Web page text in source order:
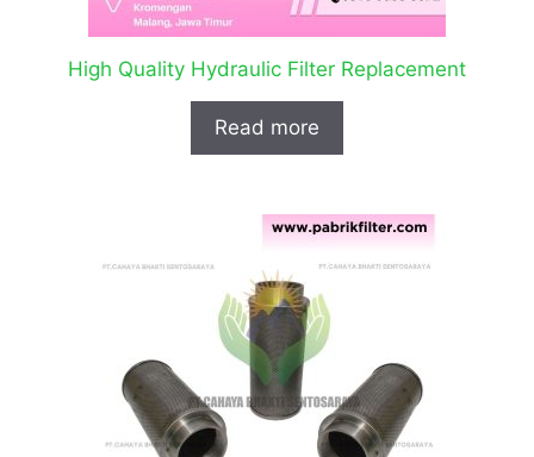
High Quality Hydraulic Filter Replacement
Read more